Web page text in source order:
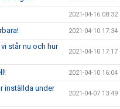
2021-04-16 08:32
2021-04-10 17:34
står nu och hur
2021-04-10 17:17
2021-04-10 16:04
inställda under
2021-04-07 13:49